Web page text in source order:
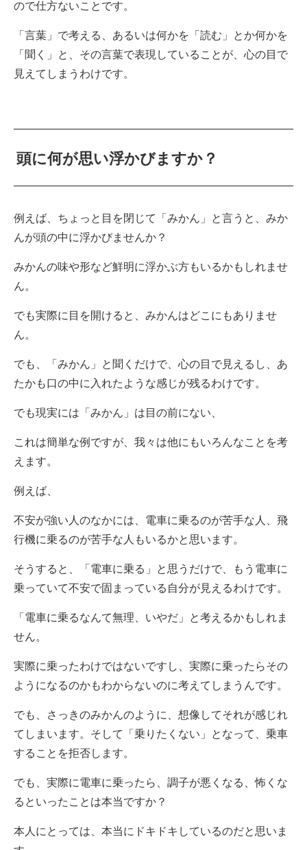
ので仕方ないことです。
「言葉」で考える、あるいは何かを「読む」とか何かを
「聞く」と、その言葉で表現していることが、心の目で
見えてしまうわけです。
頭に何が思い浮かびますか？
例えば、ちょっと目を閉じて
「みかん」と言うと、みか
んが頭の中に浮かびませんか？
みかんの味や形など鮮明に浮かぶ方もいるかもしれませ
ん。
でも実際に目を開けると、みかんはどこにもありませ
ん。
でも、「みかん」と聞くだけで、心の目で見えるし、あ
たかも口の中に入れたような感じが残るわけです。
でも現実には「みかん」は目の前にない、
これは簡単な例ですが、我々は他にもいろんなことを考
えます。
例えば、
不安が強い人のなかには、電車に乗るのが苦手な人、飛
行機に乗るのが苦手な人もいるかと思います。
そうすると、「電車に乗る」と思うだけで、もう電車に
乗っていて不安で固まっている自分が見えるわけです。
「電車に乗るなんて無理、いやだ」と考えるかもしれま
せん。
実際に乗ったわけではないですし、実際に乗ったらその
ようになるのかもわからないのに考えてしまうんです。
でも、さっきのみかんのように、想像してそれが感じれ
てしまいます。そして「乗りたくない」となって、乗車
することを拒否します。
でも、実際に電車に乗ったら、調子が悪くなる、怖くな
るといったことは本当ですか？
本人にとっては、本当に ドキドキしているのだと思いま